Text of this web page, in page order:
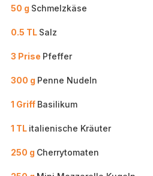
50 g Schmelzkäse
0.5 TL Salz
3 Prise Pfeffer
300 g Penne Nudeln
1 Griff Basilikum
1 TL italienische Kräuter
250 g Cherrytomaten